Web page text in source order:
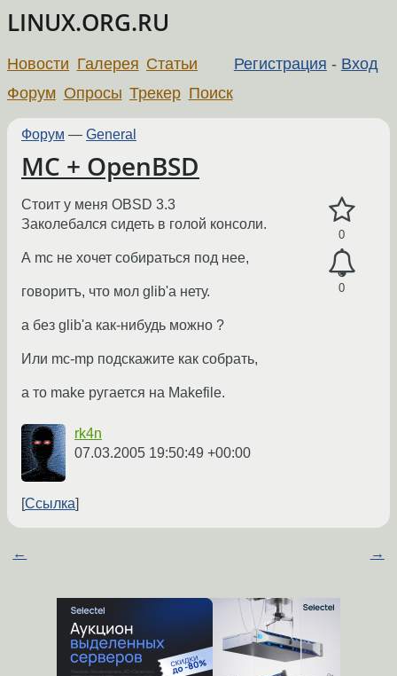
LINUX.ORG.RU
Регистрация - Вход
Новости Галерея Статьи
Форум Опросы Трекер Поиск
Форум — General
MC + OpenBSD
0
0
Стоит у меня OBSD 3.3
Заколебался сидеть в голой консоли.
А mc не хочет собираться под нее,
говоритъ, что мол glib'a нету.
а без glib'a как-нибудь можно ?
Или mc-mp подскажите как собрать,
а то make ругается на Makefile.
rk4n
07.03.2005 19:50:49 +00:00
Ссылка
← →